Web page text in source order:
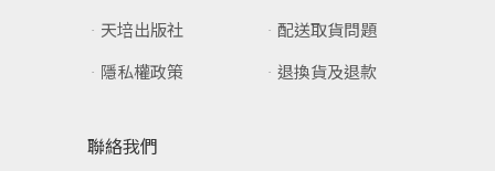
天培出版社
隱私權政策
配送取貨問題
退換貨及退款
聯絡我們